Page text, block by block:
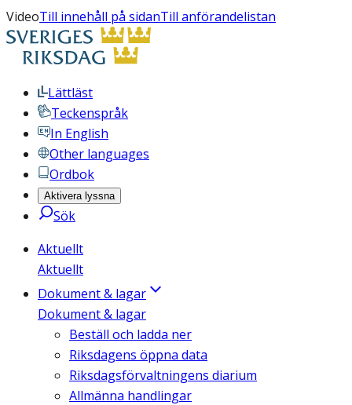
VideoTill innehåll på sidanTill anförandelistan
Lättläst
Teckenspråk
In English
Other languages
Ordbok
Aktivera lyssna
Sök
Aktuellt
Aktuellt
Dokument & lagar
Dokument & lagar
Beställ och ladda ner
Riksdagens öppna data
Riksdagsförvaltningens diarium
Allmänna handlingar